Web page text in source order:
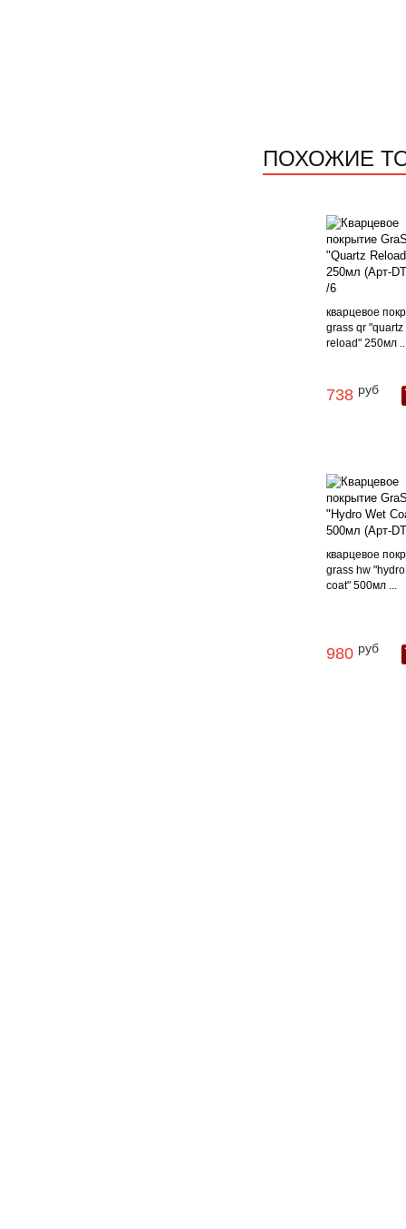
ПОХОЖИЕ
кварцевое
grass qr "quartz
reload" 250мл
738 руб
кварцевое
grass hw
coat" 500мл ...
980 руб